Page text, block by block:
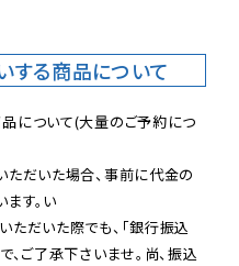
する商品について
について(大量のご予約につ
だいた場合、事前に代金の
す。い
ただいた際でも、「銀行振込
ご了承下さいませ。尚、振込